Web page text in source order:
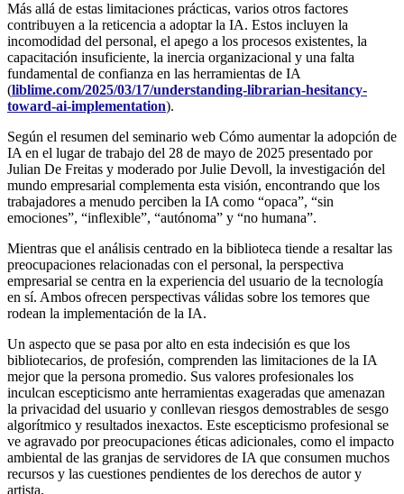
Más allá de estas limitaciones prácticas, varios otros factores
contribuyen a la reticencia a adoptar la IA. Estos incluyen la
incomodidad del personal, el apego a los procesos existentes, la
capacitación insuficiente, la inercia organizacional y una falta
fundamental de confianza en las herramientas de IA
(liblime.com/2025/03/17/understanding-librarian-hesitancy-
toward-ai-implementation).
Según el resumen del seminario web Cómo aumentar la adopción de
IA en el lugar de trabajo del 28 de mayo de 2025 presentado por
Julian De Freitas y moderado por Julie Devoll, la investigación del
mundo empresarial complementa esta visión, encontrando que los
trabajadores a menudo perciben la IA como “opaca”, “sin
emociones”, “inflexible”, “autónoma” y “no humana”.
Mientras que el análisis centrado en la biblioteca tiende a resaltar las
preocupaciones relacionadas con el personal, la perspectiva
empresarial se centra en la experiencia del usuario de la tecnología
en sí. Ambos ofrecen perspectivas válidas sobre los temores que
rodean la implementación de la IA.
Un aspecto que se pasa por alto en esta indecisión es que los
bibliotecarios, de profesión, comprenden las limitaciones de la IA
mejor que la persona promedio. Sus valores profesionales los
inculcan escepticismo ante herramientas exageradas que amenazan
la privacidad del usuario y conllevan riesgos demostrables de sesgo
algorítmico y resultados inexactos. Este escepticismo profesional se
ve agravado por preocupaciones éticas adicionales, como el impacto
ambiental de las granjas de servidores de IA que consumen muchos
recursos y las cuestiones pendientes de los derechos de autor y
artista.